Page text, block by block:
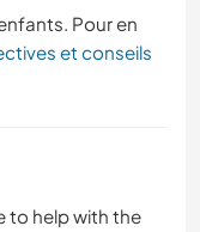
Pour en
et conseils
to help with the